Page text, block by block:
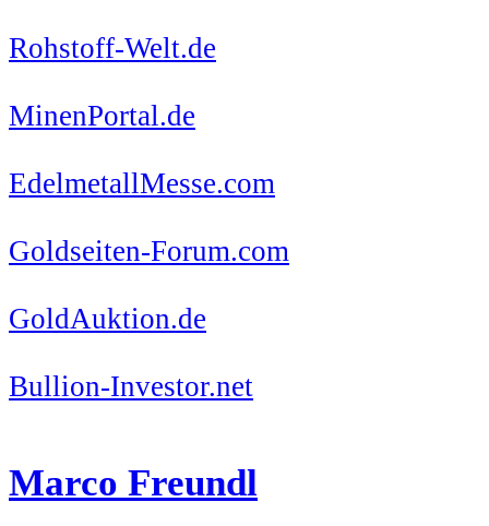
Rohstoff-Welt.de
MinenPortal.de
EdelmetallMesse.com
Goldseiten-Forum.com
GoldAuktion.de
Bullion-Investor.net
Marco Freundl